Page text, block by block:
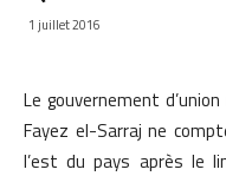
1 juillet 2016
Le gouvernement
Fayez el-Sarraj ne
l’est du pays après le